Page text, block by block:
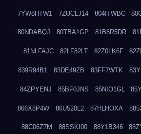
7YW8HTW1 7ZUCLJ14 804ITWBC
80NDABQJ 80TBA1GP 81B6R5DR
81NLFAJC 82LF82LT 82Z0LK6F
839R94B1 83DE49ZB 83FF7WTK
84ZPYENJ 85BF0JNS 85NIO1GL
866X8P4W 86U520L2 87HLHOXA
88C06Z7M 88SSKI00 88Y1B346